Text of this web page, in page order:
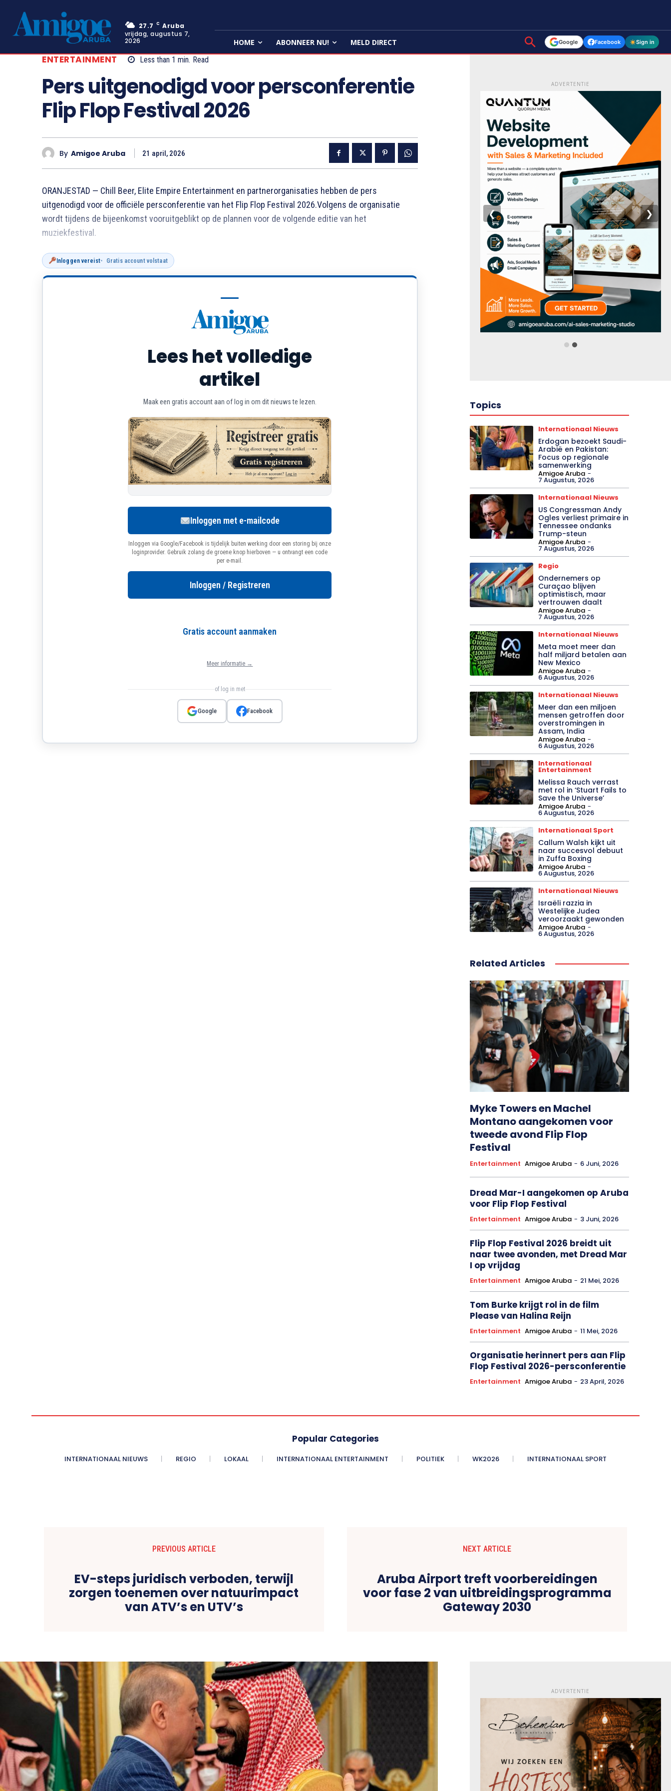
27.7 C Aruba
vrijdag, augustus 7,
2026
HOME ABONNEER NU! MELD DIRECT Google Facebook Sign in
ENTERTAINMENT Less than 1 min. Read
Pers uitgenodigd voor persconferentie
Flip Flop Festival 2026
By Amigoe Aruba 21 april, 2026
ORANJESTAD — Chill Beer, Elite Empire Entertainment en partnerorganisaties hebben de pers
uitgenodigd voor de officiële persconferentie van het Flip Flop Festival 2026.Volgens de organisatie
wordt tijdens de bijeenkomst vooruitgeblikt op de plannen voor de volgende editie van het
muziekfestival.
Inloggen vereist Gratis account volstaat
Lees het volledige
artikel
Maak een gratis account aan of log in om dit nieuws te lezen.
Inloggen met e-mailcode
Inloggen via Google/Facebook is tijdelijk buiten werking door een storing bij onze
loginprovider. Gebruik zolang de groene knop hierboven — u ontvangt een code
per e-mail.
Inloggen / Registreren
Gratis account aanmaken
Meer informatie →
of log in met
Google Facebook
ADVERTENTIE
❮ ❯
Topics
Internationaal Nieuws
Erdogan bezoekt Saudi-
Arabië en Pakistan:
Focus op regionale
samenwerking
Amigoe Aruba -
7 Augustus, 2026
Internationaal Nieuws
US Congressman Andy
Ogles verliest primaire in
Tennessee ondanks
Trump-steun
Amigoe Aruba -
7 Augustus, 2026
Regio
Ondernemers op
Curaçao blijven
optimistisch, maar
vertrouwen daalt
Amigoe Aruba -
7 Augustus, 2026
Internationaal Nieuws
Meta moet meer dan
half miljard betalen aan
New Mexico
Amigoe Aruba -
6 Augustus, 2026
Internationaal Nieuws
Meer dan een miljoen
mensen getroffen door
overstromingen in
Assam, India
Amigoe Aruba -
6 Augustus, 2026
Internationaal
Entertainment
Melissa Rauch verrast
met rol in ‘Stuart Fails to
Save the Universe’
Amigoe Aruba -
6 Augustus, 2026
Internationaal Sport
Callum Walsh kijkt uit
naar succesvol debuut
in Zuffa Boxing
Amigoe Aruba -
6 Augustus, 2026
Internationaal Nieuws
Israëli razzia in
Westelijke Judea
veroorzaakt gewonden
Amigoe Aruba -
6 Augustus, 2026
Related Articles
Myke Towers en Machel
Montano aangekomen voor
tweede avond Flip Flop
Festival
Entertainment Amigoe Aruba - 6 Juni, 2026
Dread Mar-I aangekomen op Aruba
voor Flip Flop Festival
Entertainment Amigoe Aruba - 3 Juni, 2026
Flip Flop Festival 2026 breidt uit
naar twee avonden, met Dread Mar
I op vrijdag
Entertainment Amigoe Aruba - 21 Mei, 2026
Tom Burke krijgt rol in de film
Please van Halina Reijn
Entertainment Amigoe Aruba - 11 Mei, 2026
Organisatie herinnert pers aan Flip
Flop Festival 2026-persconferentie
Entertainment Amigoe Aruba - 23 April, 2026
Popular Categories
INTERNATIONAAL NIEUWS REGIO LOKAAL INTERNATIONAAL ENTERTAINMENT POLITIEK WK2026 INTERNATIONAAL SPORT
PREVIOUS ARTICLE
EV-steps juridisch verboden, terwijl
zorgen toenemen over natuurimpact
van ATV’s en UTV’s
NEXT ARTICLE
Aruba Airport treft voorbereidingen
voor fase 2 van uitbreidingsprogramma
Gateway 2030